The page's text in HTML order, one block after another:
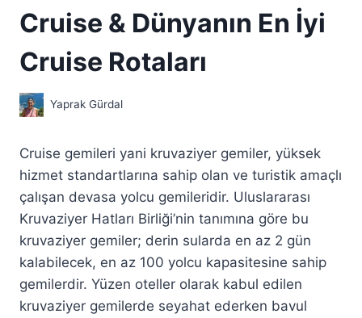
Cruise & Dünyanın En İyi
Cruise Rotaları
Yaprak Gürdal
Cruise gemileri yani kruvaziyer gemiler, yüksek
hizmet standartlarına sahip olan ve turistik amaçlı
çalışan devasa yolcu gemileridir. Uluslararası
Kruvaziyer Hatları Birliği’nin tanımına göre bu
kruvaziyer gemiler; derin sularda en az 2 gün
kalabilecek, en az 100 yolcu kapasitesine sahip
gemilerdir. Yüzen oteller olarak kabul edilen
kruvaziyer gemilerde seyahat ederken bavul